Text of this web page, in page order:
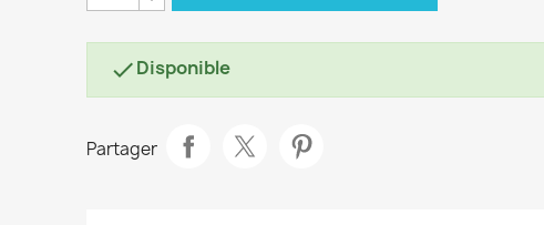
Disponible
Partager